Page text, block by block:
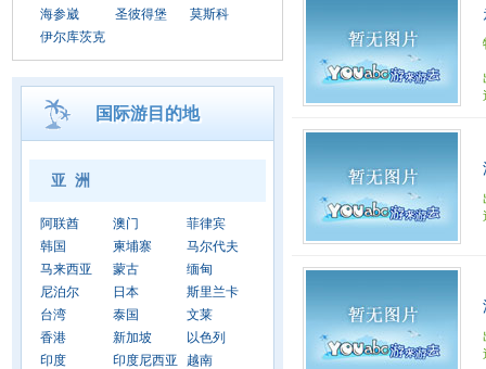
海参崴 圣彼得堡
莫斯科
伊尔库茨克
国际游目的地
亚 洲
阿联酋 澳门
菲律宾
韩国
柬埔寨
马尔代夫
马来西亚
蒙古
缅甸
尼泊尔
日本
斯里兰卡
台湾
泰国
文莱
香港
新加坡
以色列
印度
印度尼西亚 越南